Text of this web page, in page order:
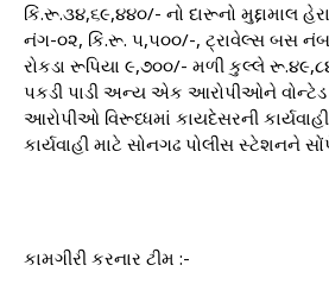
કિં.રૂ.૩૪,૬૯,૪૪૦/- નો દારૂનો મુદ્દામાલ
નંગ-૦૨, કિં.રૂ. ૫,૫૦૦/-, ટ્રાવેલ્સ બસ
રોકડા રૂપિયા ૯,૭૦૦/- મળી કુલ્લે
પકડી પાડી અન્ય એક આરોપીઓને વોન્ટેડ
આરોપીઓ વિરૂધ્ધમાં કાયદેસરની
કાર્યવાહી માટે સોનગઢ પોલીસ સ્ટેશનને
કામગીરી કરનાર ટીમ :-